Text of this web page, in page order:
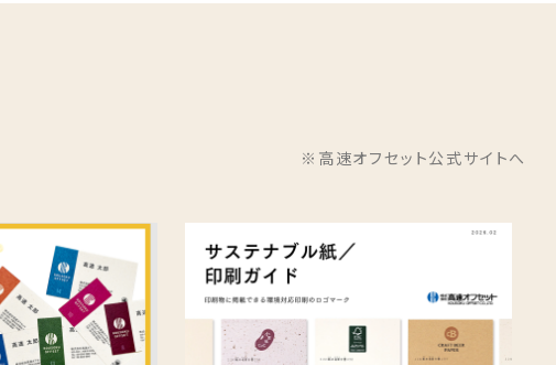
※高速オフセット公式サイトへ